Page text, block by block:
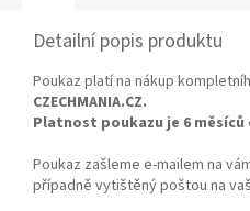
Detailní popis produktu
Poukaz platí na nákup
CZECHMANIA.CZ.
Platnost poukazu je 6
Poukaz zašleme e-mailem na
případně vytištěný poštou na